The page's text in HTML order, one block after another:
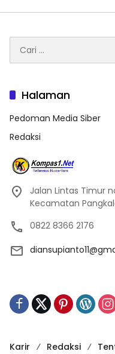
untuk:
Halaman
Pedoman Media Siber
Redaksi
Jalan Lintas Timur
Kecamatan
0822 8366 2176
Karir Redaksi